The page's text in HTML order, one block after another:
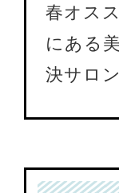
春オス
にある
決サロン